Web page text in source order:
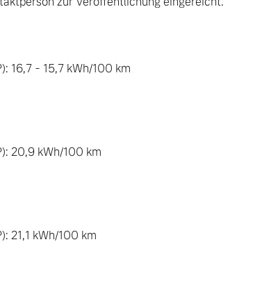
16,7 - 15,7 kWh/100 km
20,9 kWh/100 km
21,1 kWh/100 km